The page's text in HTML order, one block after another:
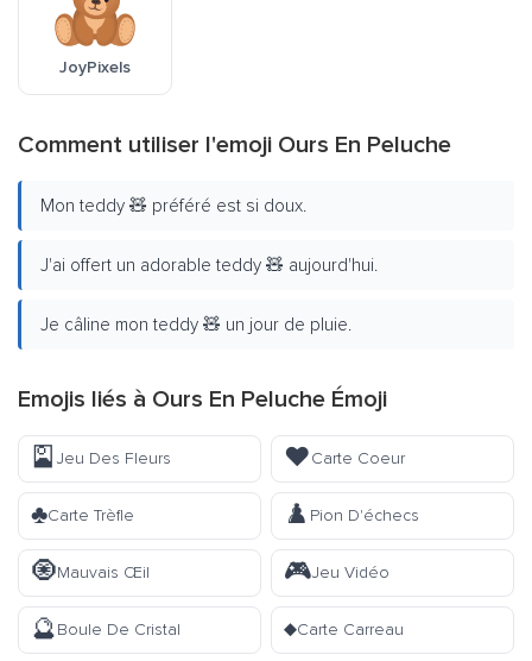
JoyPixels
Comment utiliser l'emoji Ours En Peluche
Mon teddy 🧸 préféré est si doux.
J'ai offert un adorable teddy 🧸 aujourd'hui.
Je câline mon teddy 🧸 un jour de pluie.
Emojis liés à Ours En Peluche Émoji
🎴 Jeu Des Fleurs ♥️Carte Coeur
♣️Carte Trèfle ♟️ Pion D'échecs
🧿Mauvais Œil 🎮Jeu Vidéo
🔮Boule De Cristal ♦️Carte Carreau